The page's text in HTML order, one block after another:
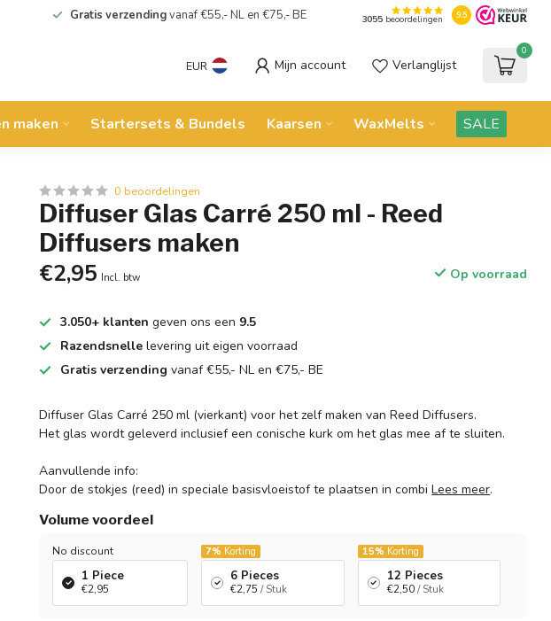
Gratis verzendingvanaf €55,- NL en €75,- BE 3055beoordelingen 9.5
EUR Mijn account Verlanglijst
0
maken Startersets & Bundels Kaarsen WaxMelts SALE
0 beoordelingen
Diffuser Glas Carré 250 ml - Reed
Diffusers maken
€2,95 Incl. btw Op voorraad
3.050+ klanten geven ons een 9.5
Razendsnelle levering uit eigen voorraad
Gratis verzending vanaf €55,- NL en €75,- BE
Diffuser Glas Carré 250 ml (vierkant) voor het zelf maken van Reed Diffusers.
Het glas wordt geleverd inclusief een conische kurk om het glas mee af te sluiten.
Aanvullende info:
Door de stokjes (reed) in speciale basisvloeistof te plaatsen in combiLees meer.
Volume voordeel
No discount
1 Piece
€2,95
7% Korting
6 Pieces
€2,75 / Stuk
15% Korting
12 Pieces
€2,50 / Stuk